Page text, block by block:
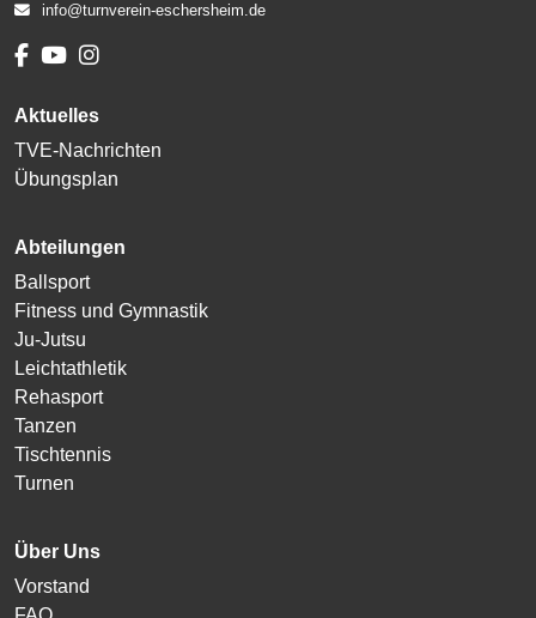
info@turnverein-eschersheim.de
Aktuelles
TVE-Nachrichten
Übungsplan
Abteilungen
Ballsport
Fitness und Gymnastik
Ju-Jutsu
Leichtathletik
Rehasport
Tanzen
Tischtennis
Turnen
Über Uns
Vorstand